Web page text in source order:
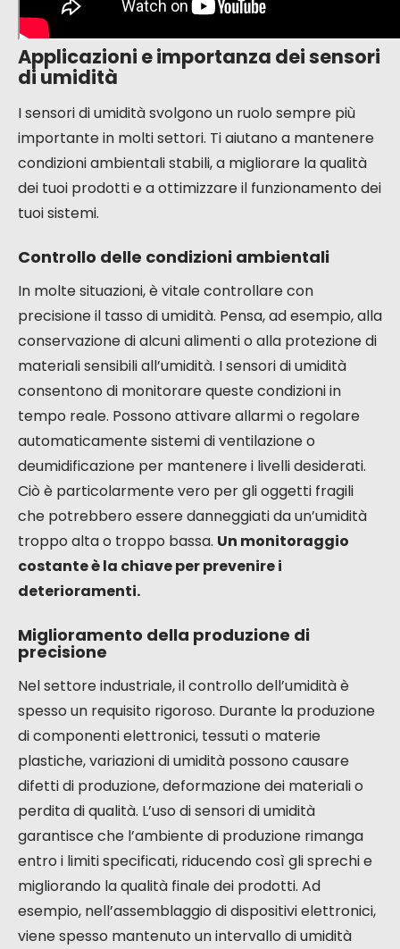
Applicazioni e importanza dei sensori
di umidità
I sensori di umidità svolgono un ruolo sempre più
importante in molti settori. Ti aiutano a mantenere
condizioni ambientali stabili, a migliorare la qualità
dei tuoi prodotti e a ottimizzare il funzionamento dei
tuoi sistemi.
Controllo delle condizioni ambientali
In molte situazioni, è vitale controllare con
precisione il tasso di umidità. Pensa, ad esempio, alla
conservazione di alcuni alimenti o alla protezione di
materiali sensibili all’umidità. I sensori di umidità
consentono di monitorare queste condizioni in
tempo reale. Possono attivare allarmi o regolare
automaticamente sistemi di ventilazione o
deumidificazione per mantenere i livelli desiderati.
Ciò è particolarmente vero per gli oggetti fragili
che potrebbero essere danneggiati da un’umidità
troppo alta o troppo bassa. Un monitoraggio
costante è la chiave per prevenire i
deterioramenti.
Miglioramento della produzione di
precisione
Nel settore industriale, il controllo dell’umidità è
spesso un requisito rigoroso. Durante la produzione
di componenti elettronici, tessuti o materie
plastiche, variazioni di umidità possono causare
difetti di produzione, deformazione dei materiali o
perdita di qualità. L’uso di sensori di umidità
garantisce che l’ambiente di produzione rimanga
entro i limiti specificati, riducendo così gli sprechi e
migliorando la qualità finale dei prodotti. Ad
esempio, nell’assemblaggio di dispositivi elettronici,
viene spesso mantenuto un intervallo di umidità